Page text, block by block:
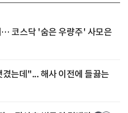
… 코스닥 '숨은 우량주' 사모은
는데"... 해사 이전에 들끓는